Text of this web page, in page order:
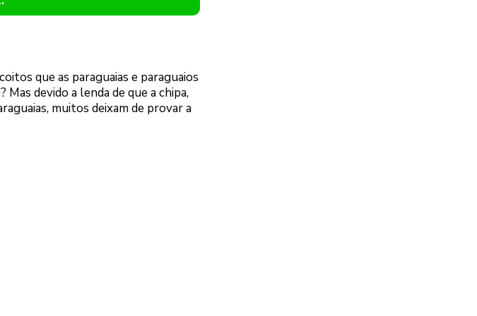
que as paraguaias e paraguaios
devido a lenda de que a chipa,
muitos deixam de provar a